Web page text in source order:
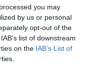
you may
by us or personal
opt-out of the
list of downstream
on the IAB’s List of